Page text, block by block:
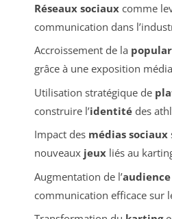
Réseaux sociauxcomme
communication dans
Accroissement de la
grâce à une exposition
Utilisation stratégique de
construire l’identitédes
Impact des médias sociaux
nouveaux jeuxliés au
Augmentation de l’audience
communication efficace sur